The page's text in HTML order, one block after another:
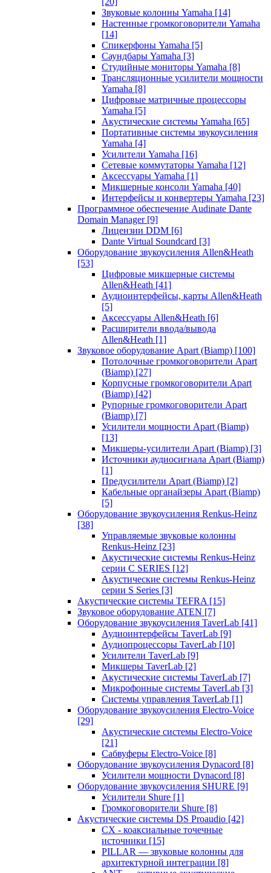
Звуковые колонны Yamaha [14]
Настенные громкоговорители Yamaha
[14]
Спикерфоны Yamaha [5]
Саундбары Yamaha [3]
Студийные мониторы Yamaha [8]
Трансляционные усилители мощности
Yamaha [8]
Цифровые матричные процессоры
Yamaha [5]
Акустические системы Yamaha [65]
Портативные системы звукоусиления
Yamaha [4]
Усилители Yamaha [16]
Сетевые коммутаторы Yamaha [12]
Аксессуары Yamaha [1]
Микшерные консоли Yamaha [40]
Интерфейсы и конвертеры Yamaha [23]
Программное обеспечение Audinate Dante
Domain Manager [9]
Лицензии DDM [6]
Dante Virtual Soundcard [3]
Оборудование звукоусиления Allen&Heath
[53]
Цифровые микшерные системы
Allen&Heath [41]
Аудиоинтерфейсы, карты Allen&Heath
[5]
Аксессуары Allen&Heath [6]
Расширители ввода/вывода
Allen&Heath [1]
Звуковое оборудование Apart (Biamp) [100]
Потолочные громкоговорители Apart
(Biamp) [27]
Корпусные громкоговорители Apart
(Biamp) [42]
Рупорные громкоговорители Apart
(Biamp) [7]
Усилители мощности Apart (Biamp)
[13]
Микшеры-усилители Apart (Biamp) [3]
Источники аудиосигнала Apart (Biamp)
[1]
Предусилители Apart (Biamp) [2]
Кабельные органайзеры Apart (Biamp)
[5]
Оборудование звукоусиления Renkus-Heinz
[38]
Управляемые звуковые колонны
Renkus-Heinz [23]
Акустические системы Renkus-Heinz
серии C SERIES [12]
Акустические системы Renkus-Heinz
серии S Series [3]
Акустические системы TEFRA [15]
Звуковое оборудование ATEN [7]
Оборудование звукоусиления TaverLab [41]
Аудиоинтерфейсы TaverLab [9]
Аудиопроцессоры TaverLab [10]
Усилители TaverLab [9]
Микшеры TaverLab [2]
Акустические системы TaverLab [7]
Микрофонные системы TaverLab [3]
Системы управления TaverLab [1]
Оборудование звукоусиления Electro-Voice
[29]
Акустические системы Electro-Voice
[21]
Сабвуферы Electro-Voice [8]
Оборудование звукоусиления Dynacord [8]
Усилители мощности Dynacord [8]
Оборудование звукоусиления SHURE [9]
Усилители Shure [1]
Громкоговорители Shure [8]
Акустические системы DS Proaudio [42]
CX - коаксиальные точечные
источники [15]
PILLAR — звуковые колонны для
архитектурной интеграции [8]